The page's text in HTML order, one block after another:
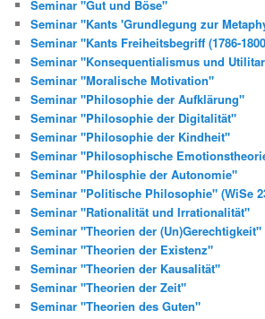
Seminar "Gut und Böse"
Seminar "Kants 'Grundlegung zur
Seminar "Kants Freiheitsbegriff (1786-
Seminar "Konsequentialismus und
Seminar "Moralische Motivation"
Seminar "Philosophie der Aufklärung"
Seminar "Philosophie der Digitalität"
Seminar "Philosophie der Kindheit"
Seminar "Philosophische
Seminar "Philosphie der Autonomie"
Seminar "Politische Philosophie" (WiSe
Seminar "Rationalität und Irrationalität"
Seminar "Theorien der (Un)Gerechtigkeit"
Seminar "Theorien der Existenz"
Seminar "Theorien der Kausalität"
Seminar "Theorien der Zeit"
Seminar "Theorien des Guten"